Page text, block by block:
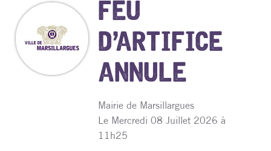
FEU
D’ARTIFICE
ANNULE
Mairie de Marsillargues
Le Mercredi 08 Juillet 2026 à
11h25